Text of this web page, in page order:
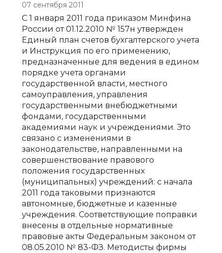
07 сентября 2011
С 1 января 2011 года приказом Минфина
России от 01.12.2010 № 157н утвержден
Единый план счетов бухгалтерского учета
и Инструкция по его применению,
предназначенные для ведения в едином
порядке учета органами
государственной власти, местного
самоуправления, управления
государственными внебюджетными
фондами, государственными
академиями наук и учреждениями. Это
связано с изменениями в
законодательстве, направленными на
совершенствование правового
положения государственных
(муниципальных) учреждений: c начала
2011 года таковыми признаются
автономные, бюджетные и казенные
учреждения. Соответствующие поправки
внесены в отдельные нормативные
правовые акты Федеральным законом от
08.05.2010 № 83-ФЗ. Методисты фирмы